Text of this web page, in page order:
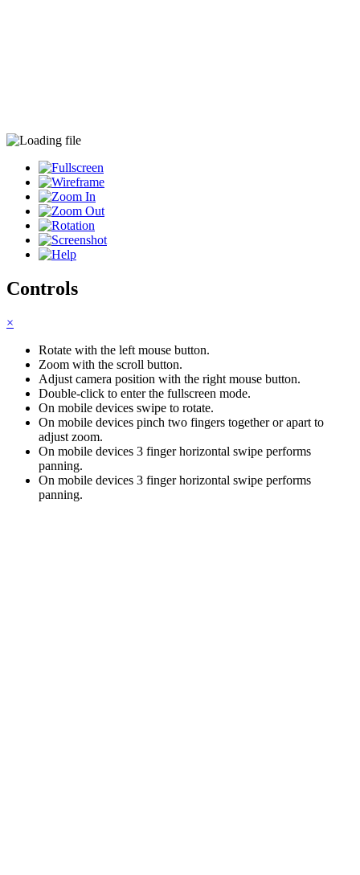
Controls
×
Rotate with the left mouse button.
Zoom with the scroll button.
Adjust camera position with the right mouse button.
Double-click to enter the fullscreen mode.
On mobile devices swipe to rotate.
On mobile devices pinch two fingers together or apart to
adjust zoom.
On mobile devices 3 finger horizontal swipe performs
panning.
On mobile devices 3 finger horizontal swipe performs
panning.